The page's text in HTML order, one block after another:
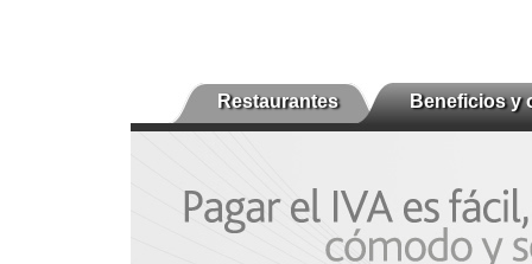
Restaurantes Beneficios y